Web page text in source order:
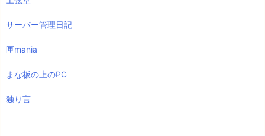
サーバー管理日記
匣mania
まな板の上のPC
独り言